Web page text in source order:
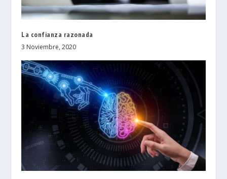
La confianza razonada
3 Noviembre, 2020